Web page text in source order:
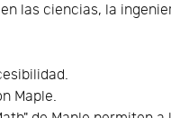
las ciencias, la
Maple.